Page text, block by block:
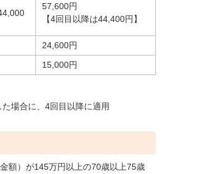
57,600円
【4回目以降は44,400円】
24,600円
15,000円
場合に、4回目以降に適用
額）が145万円以上の70歳以上75歳